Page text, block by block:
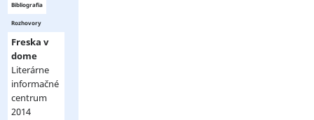
Bibliografia
Rozhovory
Freska v
dome
Literárne
informačné
centrum
2014